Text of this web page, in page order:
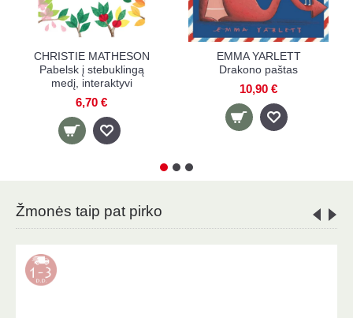
BEATRICE BLUE Kartą
gyveno vienaragis be
rago
DAVID LITCHFIELD
Lokys ir pianinas
11,99 €
Žmonės taip pat pirko